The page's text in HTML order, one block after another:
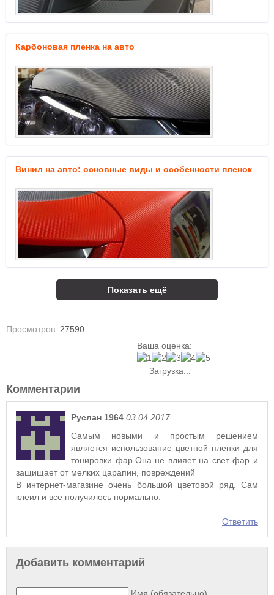
Карбоновая пленка на авто
Винил на авто: основные виды и особенности пленок
Показать ещё
Просмотров: 27590
Ваша оценка:
Загрузка...
Комментарии
Руслан 1964 03.04.2017
Самым новыми и простым решением
является использование цветной пленки для
тонировки фар.Она не влияет на свет фар и
защищает от мелких царапин, повреждений
В интернет-магазине очень большой цветовой ряд. Сам
клеил и все получилось нормально.
Ответить
Добавить комментарий